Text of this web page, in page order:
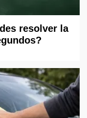
resolver la